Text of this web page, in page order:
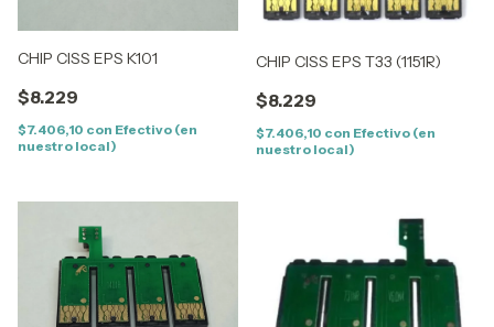
CHIP CISS EPS K101
$8.229
$7.406,10 con Efectivo (en
nuestro local)
CHIP CISS EPS T33 (1151R)
$8.229
$7.406,10 con Efectivo (en
nuestro local)